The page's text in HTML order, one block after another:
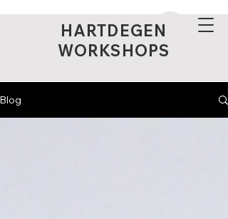
HARTDEGEN
WORKSHOPS
Blog